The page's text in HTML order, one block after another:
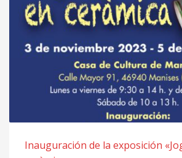
Inauguración de la exposición